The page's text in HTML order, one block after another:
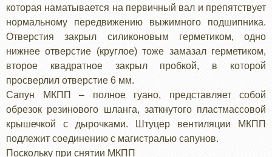
которая наматывается на первичный вал и препятствует
нормальному передвижению выжимного подшипника.
Отверстия закрыл силиконовым герметиком, одно
нижнее отверстие (круглое) тоже замазал герметиком,
второе квадратное закрыл пробкой, в которой
просверлил отверстие 6 мм.
Сапун МКПП – полное гуано, представляет собой
обрезок резинового шланга, заткнутого пластмассовой
крышечкой с дырочками. Штуцер вентиляции МКПП
подлежит соединению с магистралью сапунов.
Поскольку при снятии МКПП